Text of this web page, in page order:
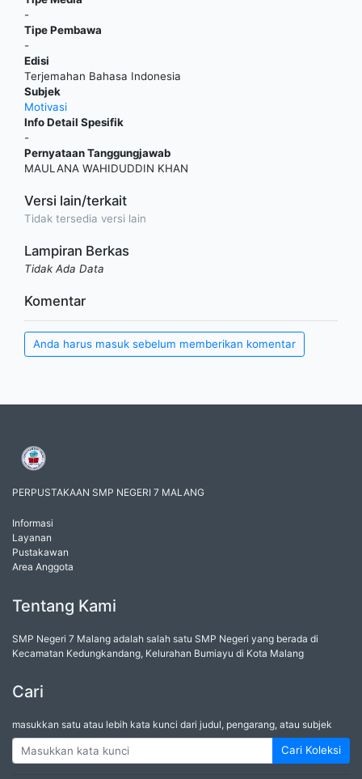
-
Tipe Pembawa
-
Edisi
Terjemahan Bahasa Indonesia
Subjek
Motivasi
Info Detail Spesifik
-
Pernyataan Tanggungjawab
MAULANA WAHIDUDDIN KHAN
Versi lain/terkait
Tidak tersedia versi lain
Lampiran Berkas
Tidak Ada Data
Komentar
Anda harus masuk sebelum memberikan komentar
PERPUSTAKAAN SMP NEGERI 7 MALANG
Informasi
Layanan
Pustakawan
Area Anggota
Tentang Kami
SMP Negeri 7 Malang adalah salah satu SMP Negeri yang berada di
Kecamatan Kedungkandang, Kelurahan Bumiayu di Kota Malang
Cari
masukkan satu atau lebih kata kunci dari judul, pengarang, atau subjek
Cari Koleksi